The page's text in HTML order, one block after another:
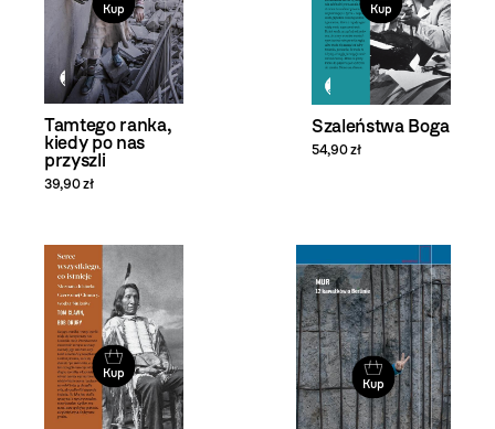
Kup
Tamtego ranka,
kiedy po nas
przyszli
39,90 zł
Kup
Szaleństwa Boga
54,90 zł
Kup
Kup